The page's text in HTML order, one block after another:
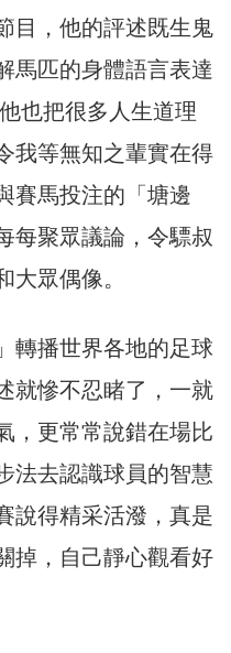
目，他的評述既生鬼
馬匹的身體語言表達
也把很多人生道理
我等無知之輩實在得
賽馬投注的「塘邊
每聚眾議論，令驃叔
眾偶像。
轉播世界各地的足球
就慘不忍睹了，一就
，更常常說錯在場比
法去認識球員的智慧
說得精采活潑，真是
掉，自己靜心觀看好